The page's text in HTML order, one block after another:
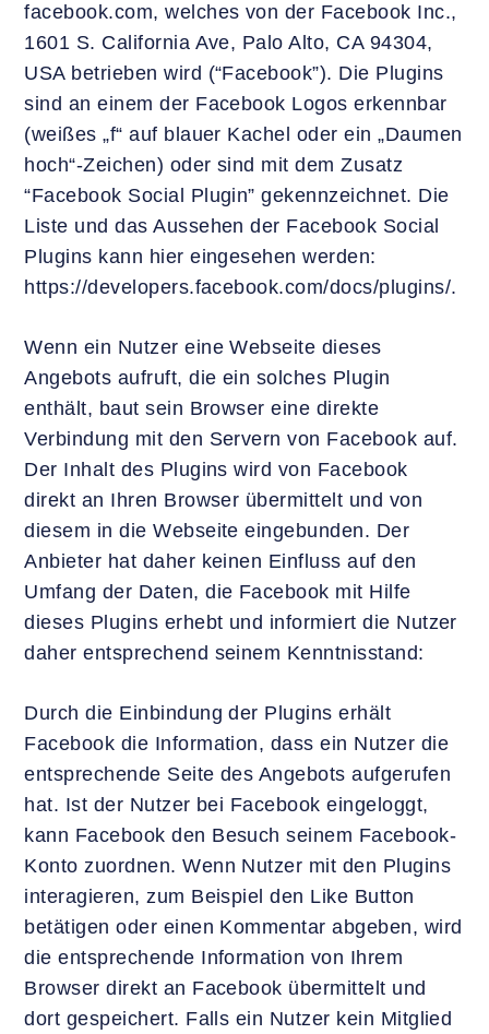
facebook.com, welches von der Facebook Inc.,
1601 S. California Ave, Palo Alto, CA 94304,
USA betrieben wird (“Facebook”). Die Plugins
sind an einem der Facebook Logos erkennbar
(weißes „f“ auf blauer Kachel oder ein „Daumen
hoch“-Zeichen) oder sind mit dem Zusatz
“Facebook Social Plugin” gekennzeichnet. Die
Liste und das Aussehen der Facebook Social
Plugins kann hier eingesehen werden:
https://developers.facebook.com/docs/plugins/.
Wenn ein Nutzer eine Webseite dieses
Angebots aufruft, die ein solches Plugin
enthält, baut sein Browser eine direkte
Verbindung mit den Servern von Facebook auf.
Der Inhalt des Plugins wird von Facebook
direkt an Ihren Browser übermittelt und von
diesem in die Webseite eingebunden. Der
Anbieter hat daher keinen Einfluss auf den
Umfang der Daten, die Facebook mit Hilfe
dieses Plugins erhebt und informiert die Nutzer
daher entsprechend seinem Kenntnisstand:
Durch die Einbindung der Plugins erhält
Facebook die Information, dass ein Nutzer die
entsprechende Seite des Angebots aufgerufen
hat. Ist der Nutzer bei Facebook eingeloggt,
kann Facebook den Besuch seinem Facebook-
Konto zuordnen. Wenn Nutzer mit den Plugins
interagieren, zum Beispiel den Like Button
betätigen oder einen Kommentar abgeben, wird
die entsprechende Information von Ihrem
Browser direkt an Facebook übermittelt und
dort gespeichert. Falls ein Nutzer kein Mitglied